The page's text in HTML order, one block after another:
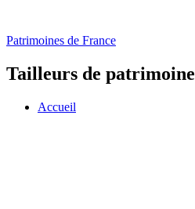
Patrimoines de France
Tailleurs de patrimoine
Accueil